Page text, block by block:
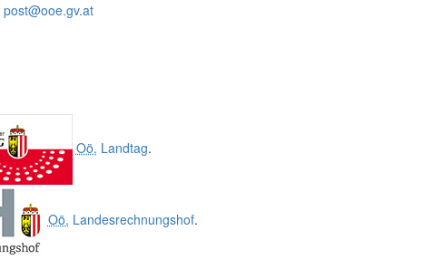
post@ooe.gv.at
Oö. Landtag.
Oö. Landesrechnungshof.